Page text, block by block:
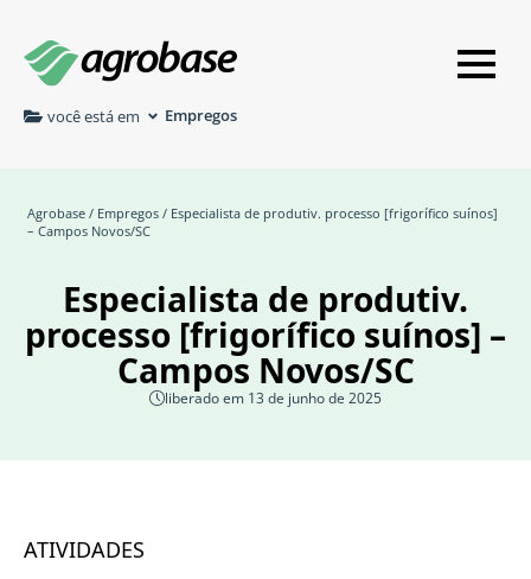
você está em Empregos
Agrobase / Empregos / Especialista de produtiv. processo [frigorífico suínos]
– Campos Novos/SC
Especialista de produtiv.
processo [frigorífico suínos] –
Campos Novos/SC
liberado em 13 de junho de 2025
ATIVIDADES